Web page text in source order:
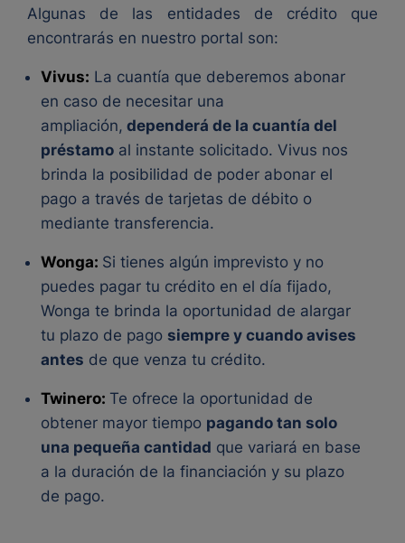
Algunas de las entidades de crédito que
encontrarás en nuestro portal son:
Vivus: La cuantía que deberemos abonar
en caso de necesitar una
ampliación, dependerá de la cuantía del
préstamo al instante solicitado. Vivus nos
brinda la posibilidad de poder abonar el
pago a través de tarjetas de débito o
mediante transferencia.
Wonga: Si tienes algún imprevisto y no
puedes pagar tu crédito en el día fijado,
Wonga te brinda la oportunidad de alargar
tu plazo de pago siempre y cuando avises
antes de que venza tu crédito.
Twinero: Te ofrece la oportunidad de
obtener mayor tiempo pagando tan solo
una pequeña cantidad que variará en base
a la duración de la financiación y su plazo
de pago.